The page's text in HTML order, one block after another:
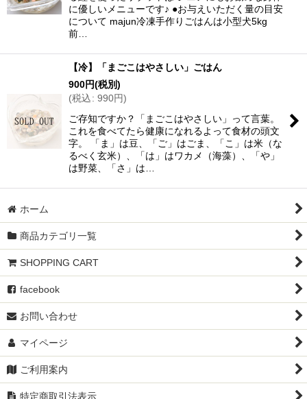
に優しいメニューです♪ ●お与えいただく量の目安
について majun冷凍手作りごはんは小型犬5kg
前…
【冷】「まごこはやさしい」ごはん
900円(税別)
(税込: 990円)
ご存知ですか？「まごこはやさしい」って言葉。
これを食べてたら健康になれるよって食材の頭文
字。 「ま」は豆、「ご」はごま、「こ」は米（な
るべく玄米）、「は」はワカメ（海藻）、「や」
は野菜、「さ」は…
ホーム
商品カテゴリ一覧
SHOPPING CART
facebook
お問い合わせ
マイページ
ご利用案内
特定商取引法表示